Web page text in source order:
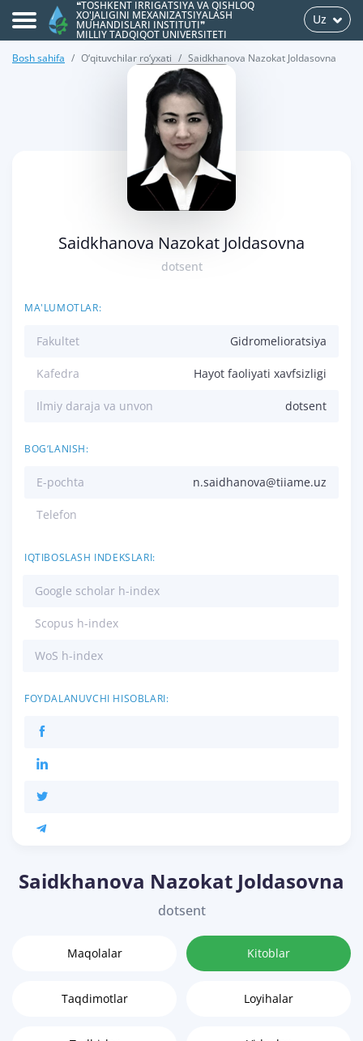
❝TOSHKENT IRRIGATSIYA VA QISHLOQ
XO'JALIGINI MEXANIZATSIYALASH
MUHANDISLARI INSTITUTI❞
MILLIY TADQIQOT UNIVERSITETI
Uz
Bosh sahifa O‘qituvchilar ro‘yxati Saidkhanova Nazokat Joldasovna
Saidkhanova Nazokat Joldasovna
dotsent
MA'LUMOTLAR:
Fakultet Gidromelioratsiya
Kafedra Hayot faoliyati xavfsizligi
Ilmiy daraja va unvon dotsent
BOG‘LANISH:
E-pochta n.saidhanova@tiiame.uz
Telefon
IQTIBOSLASH INDEKSLARI:
Google scholar h-index
Scopus h-index
WoS h-index
FOYDALANUVCHI HISOBLARI:
Saidkhanova Nazokat Joldasovna
dotsent
Maqolalar Kitoblar
Taqdimotlar Loyihalar